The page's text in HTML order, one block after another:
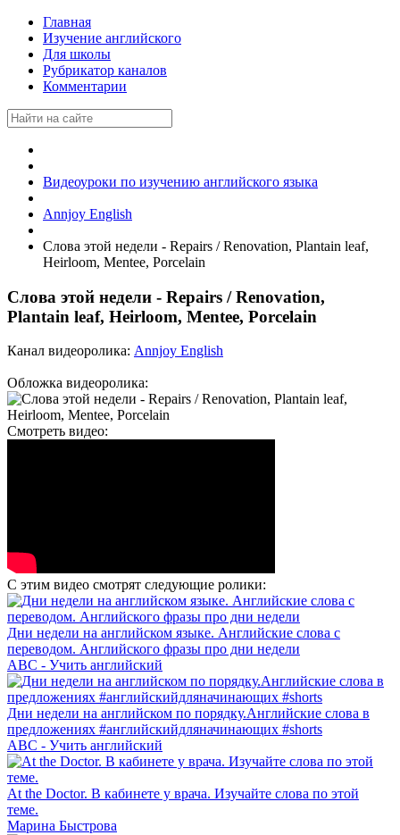
Главная
Изучение английского
Для школы
Рубрикатор каналов
Комментарии
Видеоуроки по изучению английского языка
Annjoy English
Слова этой недели - Repairs / Renovation, Plantain leaf,
Heirloom, Mentee, Porcelain
Слова этой недели - Repairs / Renovation,
Plantain leaf, Heirloom, Mentee, Porcelain
Канал видеоролика: Annjoy English
Обложка видеоролика:
Смотреть видео:
С этим видео смотрят следующие ролики:
Дни недели на английском языке. Английские слова с
переводом. Английского фразы про дни недели
ABC - Учить английский
Дни недели на английском по порядку.Английские слова в
предложениях #английскийдляначинающих #shorts
ABC - Учить английский
At the Doctor. В кабинете у врача. Изучайте слова по этой
теме.
Марина Быстрова